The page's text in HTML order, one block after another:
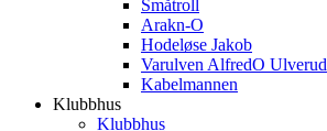
Småtroll
Arakn-O
Hodeløse Jakob
Varulven AlfredO Ulverud
Kabelmannen
Klubbhus
Klubbhus